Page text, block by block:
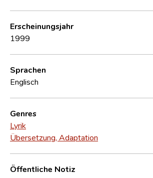
Erscheinungsjahr
1999
Sprachen
Englisch
Genres
Lyrik
Übersetzung, Adaptation
Öffentliche Notiz